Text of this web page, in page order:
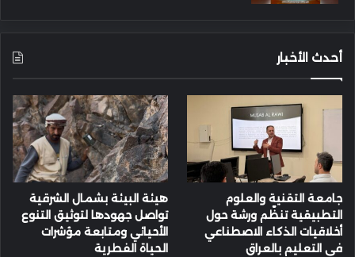
أحدث الأخبار
جامعة التقنية والعلوم
التطبيقية تنظّم ورشة حول
أخلاقيات الذكاء الاصطناعي
في التعليم بالعراق
هيئة البيئة بشمال الشرقية
تواصل جهودها لتوثيق التنوع
الأحيائي ومتابعة مؤشرات
الحياة الفطرية